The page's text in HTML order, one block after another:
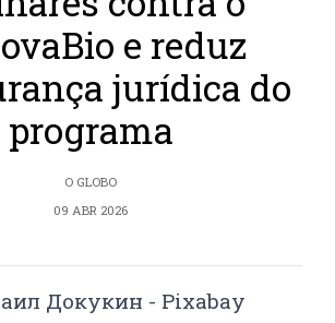
e reduz
jurídica do
programa
O GLOBO
09 ABR 2026